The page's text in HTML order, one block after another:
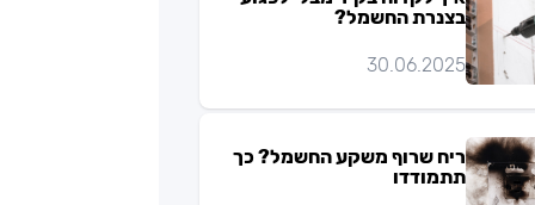
בצנרת החשמל?
30.06.2025
ריח שרוף משקע החשמל? כך
תתמודדו